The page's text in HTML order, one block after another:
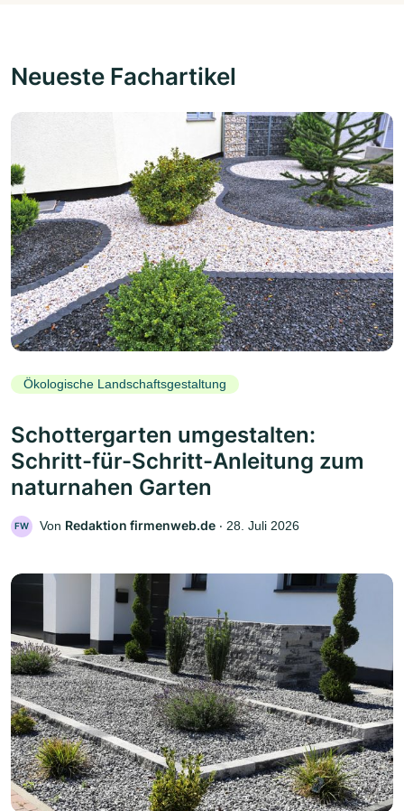
Neueste Fachartikel
Ökologische Landschaftsgestaltung
Schottergarten umgestalten:
Schritt-für-Schritt-Anleitung zum
naturnahen Garten
FW Von Redaktion firmenweb.de ‧ 28. Juli 2026